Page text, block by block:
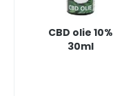
CBD olie 10%
30ml